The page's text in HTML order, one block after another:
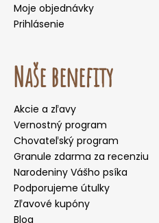
Moje objednávky
Prihlásenie
Naše benefity
Akcie a zľavy
Vernostný program
Chovateľský program
Granule zdarma za recenziu
Narodeniny Vášho psíka
Podporujeme útulky
Zľavové kupóny
Blog